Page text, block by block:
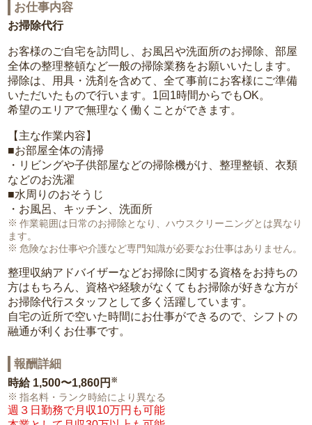
お仕事内容
お掃除代行
お客様のご自宅を訪問し、お風呂や洗面所のお掃除、部屋
全体の整理整頓など一般の掃除業務をお願いいたします。
掃除は、用具・洗剤を含めて、全て事前にお客様にご準備
いただいたもので行います。1回1時間からでもOK。
希望のエリアで無理なく働くことができます。
【主な作業内容】
■お部屋全体の清掃
・リビングや子供部屋などの掃除機がけ、整理整頓、衣類
などのお洗濯
■水周りのおそうじ
・お風呂、キッチン、洗面所
作業範囲は日常のお掃除となり、ハウスクリーニングとは異なり
ます。
危険なお仕事や介護など専門知識が必要なお仕事はありません。
整理収納アドバイザーなどお掃除に関する資格をお持ちの
方はもちろん、資格や経験がなくてもお掃除が好きな方が
お掃除代行スタッフとして多く活躍しています。
自宅の近所で空いた時間にお仕事ができるので、シフトの
融通が利くお仕事です。
報酬詳細
時給 1,500〜1,860円 ※
指名料・ランク時給により異なる
週３日勤務で月収10万円も可能